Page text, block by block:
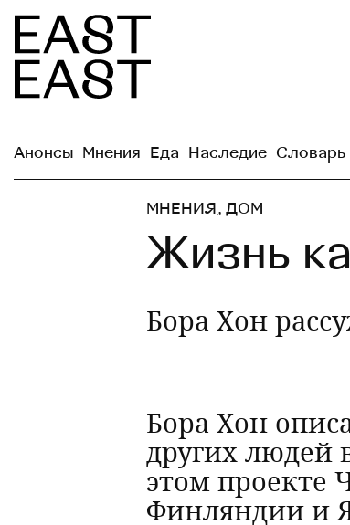
Анонсы Мнения Еда Наследие Словарь
МНЕНИЯ, ДОМ
Жизнь
Бора Хон
Бора Хон
других людей
этом проекте
Финляндии и